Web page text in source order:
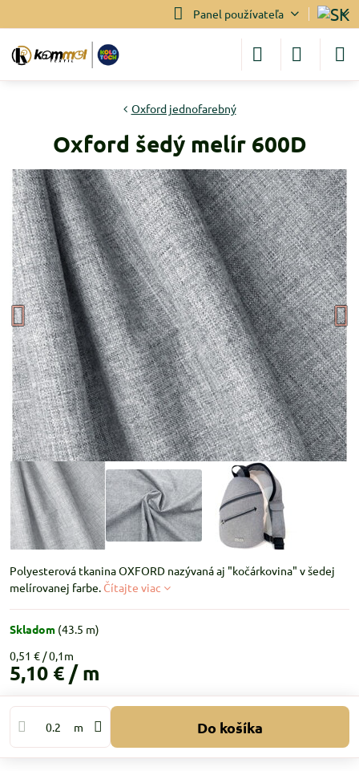
Panel používateľa
Oxford jednofarebný
Oxford šedý melír 600D
Polyesterová tkanina OXFORD nazývaná aj "kočárkovina" v šedej
melírovanej farbe. Čítajte viac
Skladom (43.5 m)
0,51 €
5,10 € / m
m Do košíka